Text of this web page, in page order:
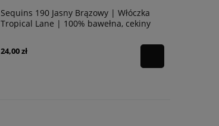
Sequins 187 Bordowy | Włóczka Tropical
Lane | 100% bawełna, cekiny
24,00 zł